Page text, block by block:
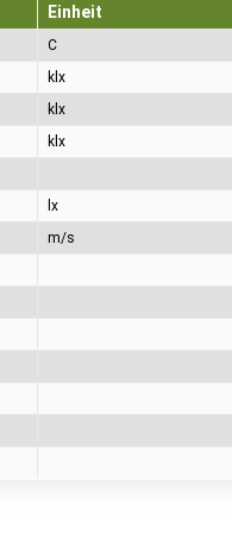
Einheit
C
klx
klx
klx
lx
m/s